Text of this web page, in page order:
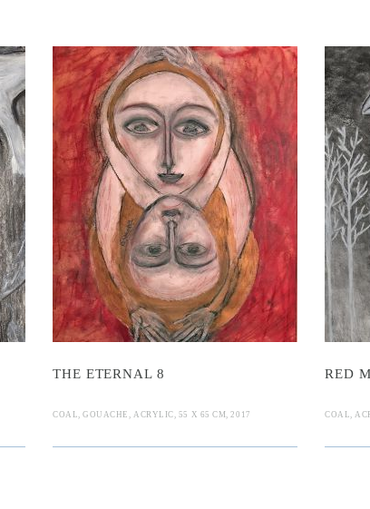
8
THE ETERNAL 8
COAL, GOUACHE, ACRYLIC, 55 X 65 CM, 2017
Red
RED
COAL,